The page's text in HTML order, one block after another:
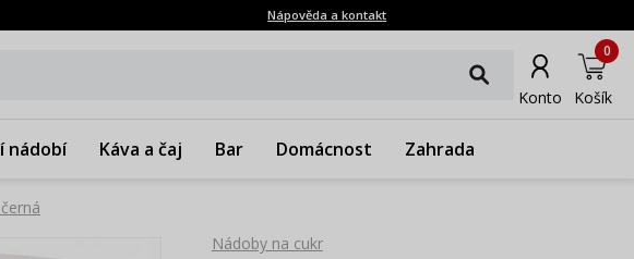
Nápověda a kontakt
Konto Košík
0
nádobí Káva a čaj Bar Domácnost Zahrada
Nádoby na cukr